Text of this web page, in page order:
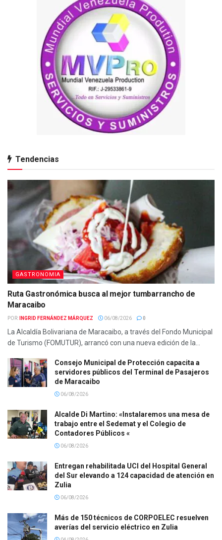
Tendencias
GASTRONOMIA
Ruta Gastronómica busca al mejor tumbarrancho de
Maracaibo
POR: INGRID FERNÁNDEZ MÁRQUEZ 06/08/2026 0
La Alcaldía Bolivariana de Maracaibo, a través del Fondo Municipal
de Turismo (FOMUTUR), arrancó con una nueva edición de la...
Consejo Municipal de Protección capacita a
servidores públicos del Terminal de Pasajeros
de Maracaibo
06/08/2026
Alcalde Di Martino: «Instalaremos una mesa de
trabajo entre el Sedemat y el Colegio de
Contadores Públicos «
06/08/2026
Entregan rehabilitada UCI del Hospital General
del Sur elevando a 124 capacidad de atención en
Zulia
06/08/2026
Más de 150 técnicos de CORPOELEC resuelven
averías del servicio eléctrico en Zulia